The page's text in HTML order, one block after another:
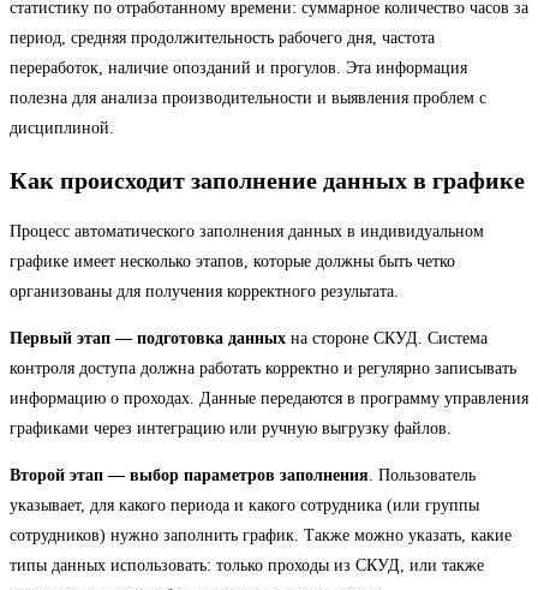
статистику по отработанному времени: суммарное количество часов за
период, средняя продолжительность рабочего дня, частота
переработок, наличие опозданий и прогулов. Эта информация
полезна для анализа производительности и выявления проблем с
дисциплиной.
Как происходит заполнение данных в графике
Процесс автоматического заполнения данных в индивидуальном
графике имеет несколько этапов, которые должны быть четко
организованы для получения корректного результата.
Первый этап — подготовка данных на стороне СКУД. Система
контроля доступа должна работать корректно и регулярно записывать
информацию о проходах. Данные передаются в программу управления
графиками через интеграцию или ручную выгрузку файлов.
Второй этап — выбор параметров заполнения. Пользователь
указывает, для какого периода и какого сотрудника (или группы
сотрудников) нужно заполнить график. Также можно указать, какие
типы данных использовать: только проходы из СКУД, или также